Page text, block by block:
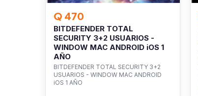
Q 470
BITDEFENDER TOTAL
SECURITY 3+2 USUARIOS -
WINDOW MAC ANDROID iOS 1
AÑO
BITDEFENDER TOTAL SECURITY 3+2
USUARIOS - WINDOW MAC ANDROID
iOS 1 AÑO